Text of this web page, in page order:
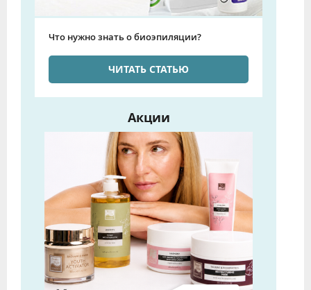
Что нужно знать о биоэпиляции?
ЧИТАТЬ СТАТЬЮ
Акции